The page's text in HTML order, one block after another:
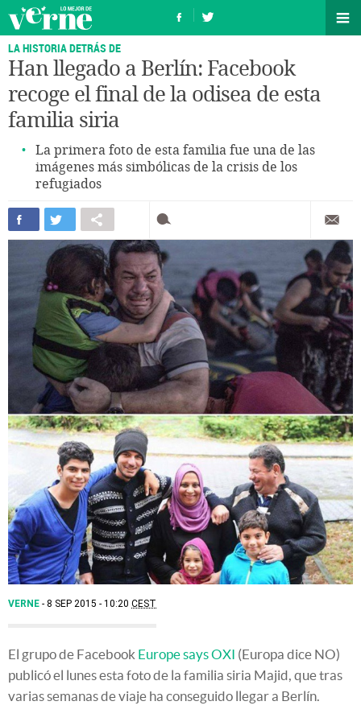
LA HISTORIA DETRÁS DE
Han llegado a Berlín: Facebook
recoge el final de la odisea de esta
familia siria
La primera foto de esta familia fue una de las
imágenes más simbólicas de la crisis de los
refugiados
VERNE 8 SEP 2015 - 10:20 CEST
El grupo de Facebook Europe says OXI (Europa dice NO)
publicó el lunes esta foto de la familia siria Majid, que tras
varias semanas de viaje ha conseguido llegar a Berlín.